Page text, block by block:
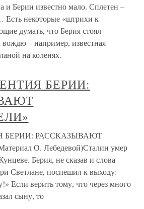
и Берии известно мало. Сплетен –
Есть некоторые «штрихи к
думать, что Берия стоял
вождю – например, известная
на коленях.
БЕРИИ:
БЕРИИ: РАССКАЗЫВАЮТ
О. Лебедевой)Сталин умер
Берия, не сказав и слова
Светлане, поспешил к выходу:
Если верить тому, что через много
сыну, то